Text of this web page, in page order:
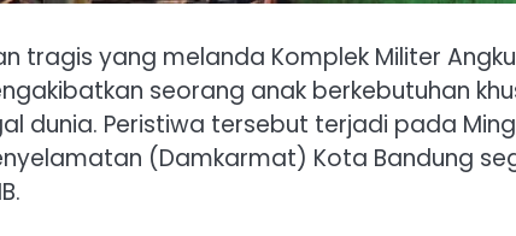
tragis yang melanda Komplek Militer
seorang anak berkebutuhan
dunia. Peristiwa tersebut terjadi pada
(Damkarmat) Kota Bandung